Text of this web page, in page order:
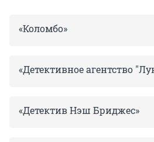
«Коломбо»
«Детективное агентство
«Детектив Нэш Бриджес»